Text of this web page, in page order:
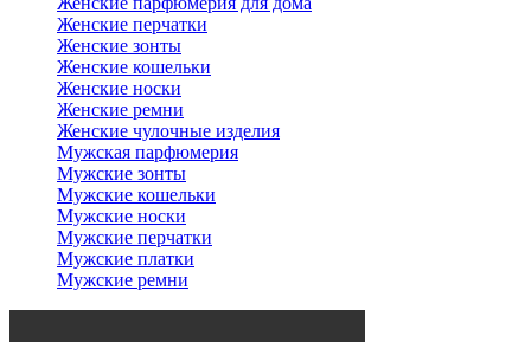
Женские перчатки
Женские зонты
Женские кошельки
Женские носки
Женские ремни
Женские чулочные изделия
Мужская парфюмерия
Мужские зонты
Мужские кошельки
Мужские носки
Мужские перчатки
Мужские платки
Мужские ремни